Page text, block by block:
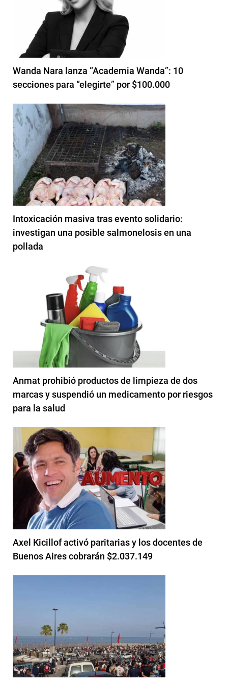
Wanda Nara lanza “Academia Wanda”: 10
secciones para “elegirte” por $100.000
Intoxicación masiva tras evento solidario:
investigan una posible salmonelosis en una
pollada
Anmat prohibió productos de limpieza de dos
marcas y suspendió un medicamento por riesgos
para la salud
Axel Kicillof activó paritarias y los docentes de
Buenos Aires cobrarán $2.037.149